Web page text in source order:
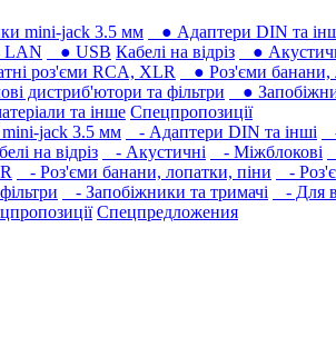
mini-jack 3.5 мм ● Адаптери DIN та
● USB Кабелі на відріз ●
роз'єми RCA, XLR ● Роз'єми банани,
дистриб'ютори та фільтри ●
та інше Спецпропозиції
jack 3.5 мм - Адаптери DIN та інші
на відріз - Акустичні - Міжблокові
- Роз'єми банани, лопатки, піни -
- Запобіжники та тримачі - Для
Спецпредложения